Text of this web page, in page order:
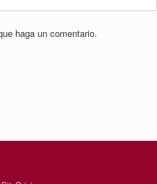
haga un comentario.